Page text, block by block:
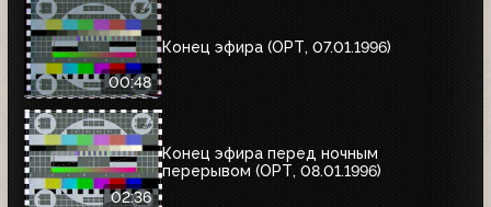
00:48
Конец эфира (ОРТ, 07.01.1996)
02:36
Конец эфира перед ночным
перерывом (ОРТ, 08.01.1996)